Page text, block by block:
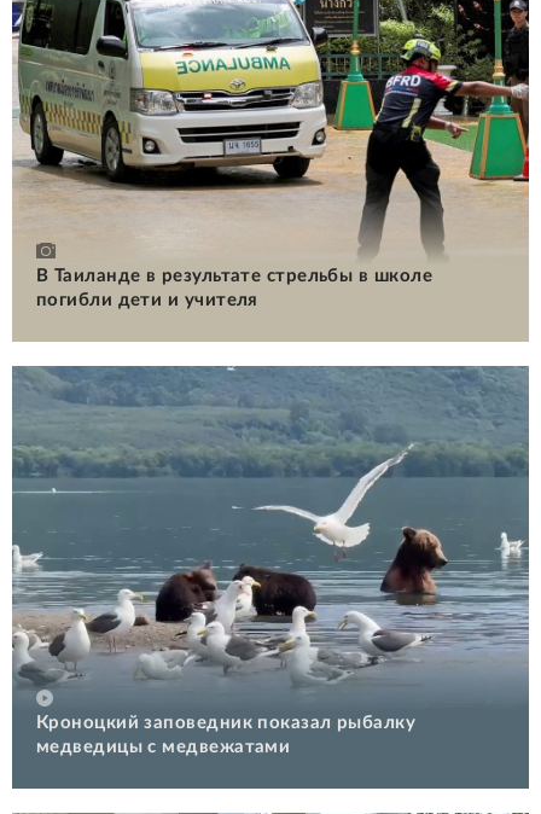
В Таиланде в результате стрельбы в школе
погибли дети и учителя
Кроноцкий заповедник показал рыбалку
медведицы с медвежатами